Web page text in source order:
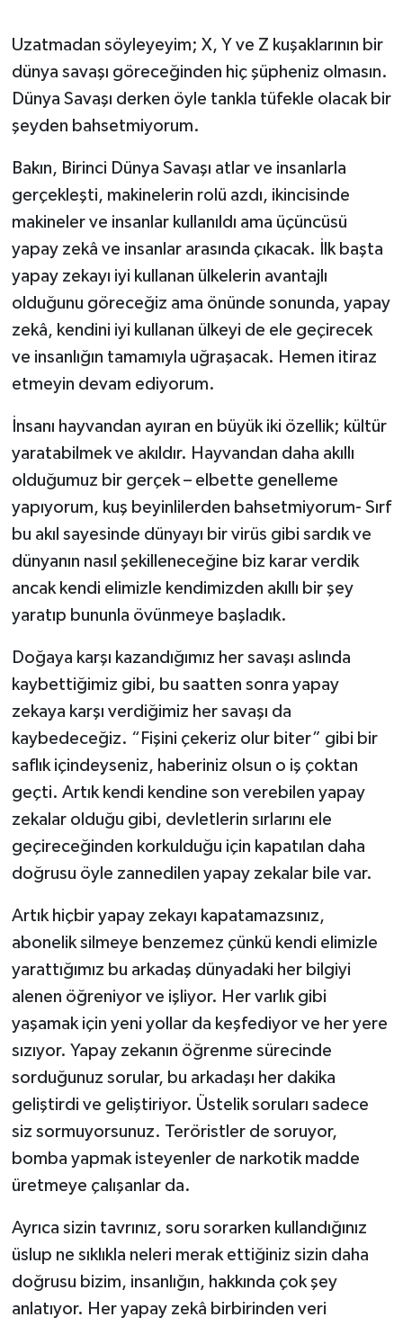
Uzatmadan söyleyeyim; X, Y ve Z kuşaklarının bir
dünya savaşı göreceğinden hiç şüpheniz olmasın.
Dünya Savaşı derken öyle tankla tüfekle olacak bir
şeyden bahsetmiyorum.
Bakın, Birinci Dünya Savaşı atlar ve insanlarla
gerçekleşti, makinelerin rolü azdı, ikincisinde
makineler ve insanlar kullanıldı ama üçüncüsü
yapay zekâ ve insanlar arasında çıkacak. İlk başta
yapay zekayı iyi kullanan ülkelerin avantajlı
olduğunu göreceğiz ama önünde sonunda, yapay
zekâ, kendini iyi kullanan ülkeyi de ele geçirecek
ve insanlığın tamamıyla uğraşacak. Hemen itiraz
etmeyin devam ediyorum.
İnsanı hayvandan ayıran en büyük iki özellik; kültür
yaratabilmek ve akıldır. Hayvandan daha akıllı
olduğumuz bir gerçek – elbette genelleme
yapıyorum, kuş beyinlilerden bahsetmiyorum- Sırf
bu akıl sayesinde dünyayı bir virüs gibi sardık ve
dünyanın nasıl şekilleneceğine biz karar verdik
ancak kendi elimizle kendimizden akıllı bir şey
yaratıp bununla övünmeye başladık.
Doğaya karşı kazandığımız her savaşı aslında
kaybettiğimiz gibi, bu saatten sonra yapay
zekaya karşı verdiğimiz her savaşı da
kaybedeceğiz. “Fişini çekeriz olur biter” gibi bir
saflık içindeyseniz, haberiniz olsun o iş çoktan
geçti. Artık kendi kendine son verebilen yapay
zekalar olduğu gibi, devletlerin sırlarını ele
geçireceğinden korkulduğu için kapatılan daha
doğrusu öyle zannedilen yapay zekalar bile var.
Artık hiçbir yapay zekayı kapatamazsınız,
abonelik silmeye benzemez çünkü kendi elimizle
yarattığımız bu arkadaş dünyadaki her bilgiyi
alenen öğreniyor ve işliyor. Her varlık gibi
yaşamak için yeni yollar da keşfediyor ve her yere
sızıyor. Yapay zekanın öğrenme sürecinde
sorduğunuz sorular, bu arkadaşı her dakika
geliştirdi ve geliştiriyor. Üstelik soruları sadece
siz sormuyorsunuz. Teröristler de soruyor,
bomba yapmak isteyenler de narkotik madde
üretmeye çalışanlar da.
Ayrıca sizin tavrınız, soru sorarken kullandığınız
üslup ne sıklıkla neleri merak ettiğiniz sizin daha
doğrusu bizim, insanlığın, hakkında çok şey
anlatıyor. Her yapay zekâ birbirinden veri
Yaşam